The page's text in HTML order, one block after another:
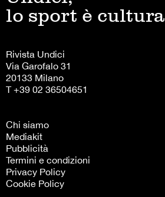
lo sport è cultura
Rivista Undici
Via Garofalo 31
20133 Milano
T +39 02 36504651
Chi siamo
Mediakit
Pubblicità
Termini e condizioni
Privacy Policy
Cookie Policy